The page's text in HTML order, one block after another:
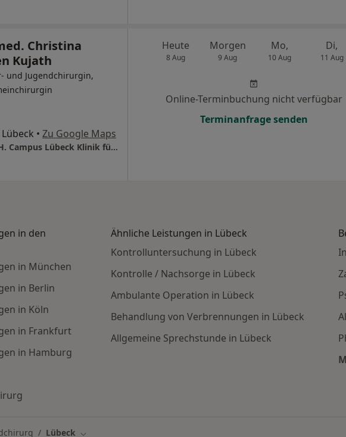
Christina
Kujath
und Jugendchirurgin,
• Zu Google Maps
Universitätsklinikum S.-H. Campus Lübeck Klinik für Kinderchirurgie
Heute
8 Aug
Morgen
9 Aug
Mo,
10 Aug
Di,
11 Aug
Online-Terminbuchung nicht verfügbar
Terminanfrage senden
in den
in München
in Berlin
in Köln
in Frankfurt
in Hamburg
Ähnliche Leistungen in Lübeck
Kontrolluntersuchung in Lübeck
Kontrolle / Nachsorge in Lübeck
Ambulante Operation in Lübeck
Behandlung von Verbrennungen in Lübeck
Allgemeine Sprechstunde in Lübeck
Lübeck Stadt ändern